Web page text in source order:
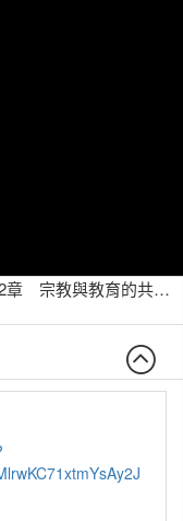
宗教教育與交流－蔡源林、黃柏棋 第1-2章 宗教與教育的共同淵源-2